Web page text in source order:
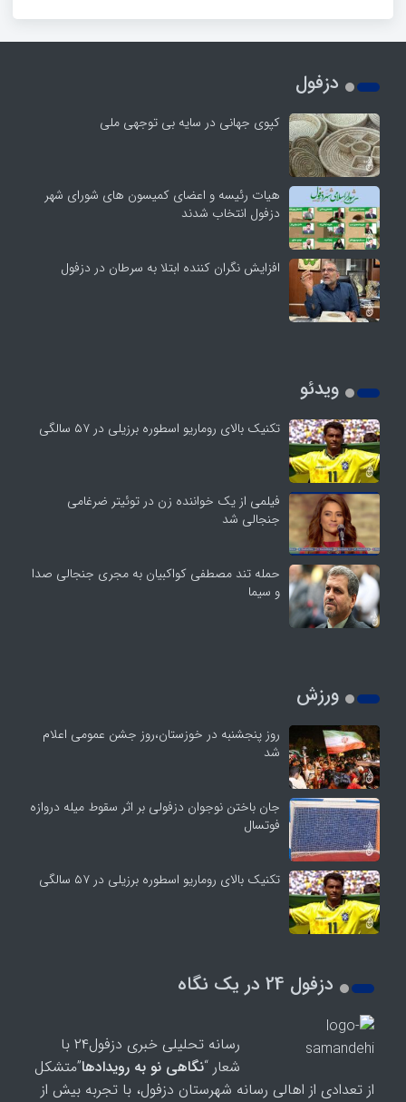
دزفول
کپوی جهانی در سایه بی توجهی ملی
هیات رئیسه و اعضای کمیسون های شورای شهر
دزفول انتخاب شدند
افزایش نگران کننده ابتلا به سرطان در دزفول
ویدئو
تکنیک بالای روماریو اسطوره برزیلی در ۵۷ سالگی
فیلمی از یک خواننده زن در توئیتر ضرغامی
جنجالی شد
حمله تند مصطفی کواکبیان به مجری جنجالی صدا
و سیما
ورزش
روز پنجشنبه در خوزستان،روز جشن عمومی اعلام
شد
جان باختن نوجوان دزفولی بر اثر سقوط میله دروازه
فوتسال
تکنیک بالای روماریو اسطوره برزیلی در ۵۷ سالگی
دزفول 24 در یک نگاه
رسانه تحلیلی خبری دزفول۲۴ با
شعار “نگاهی نو به رویدادها”متشکل
از تعدادی از اهالی رسانه شهرستان دزفول، با تجربه بیش از